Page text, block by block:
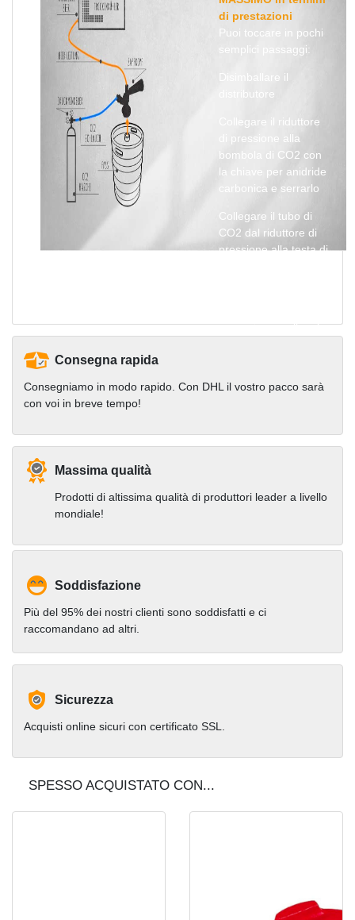
di prestazioni
Puoi toccare in pochi
semplici passaggi:
Disimballare il
distributore
Collegare il riduttore
di pressione alla
bombola di CO2 con
la chiave per anidride
carbonica e serrarlo
Collegare il tubo di
CO2 dal riduttore di
pressione alla testa di
erogazione, collegalo
Buca la canna
pressione del
rubinetto sul riduttore
Collega l'erogatore
Consegna rapida
Consegniamo in modo rapido. Con DHL il vostro pacco sarà
con voi in breve tempo!
Massima qualità
Prodotti di altissima qualità di produttori leader a livello
mondiale!
Soddisfazione
Più del 95% dei nostri clienti sono soddisfatti e ci
raccomandano ad altri.
Sicurezza
Acquisti online sicuri con certificato SSL.
SPESSO ACQUISTATO CON...